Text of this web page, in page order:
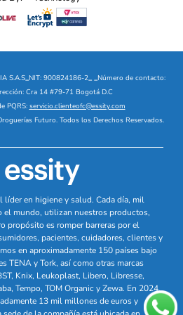
S.A.S_NIT: 900824186-2_ _Número de contacto:
Cra 14 #79-71 Bogotá D.C
PQRS: servicio.clienteofc@essity.com
Futuro. Todos los Derechos Reservados.
líder en higiene y salud. Cada día, mil
el mundo, utilizan nuestros productos,
propósito es romper barreras por el
pacientes, cuidadores, clientes y
en aproximadamente 150 países bajo
TENA y Tork, así como otras marcas
Knix, Leukoplast, Libero, Libresse,
Tempo, TOM Organic y Zewa. En 2024,
13 mil millones de euros y